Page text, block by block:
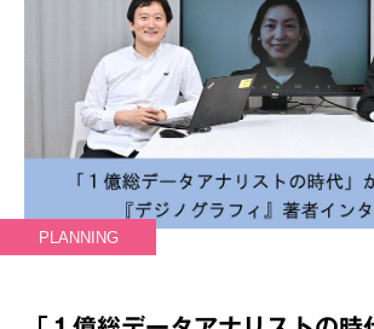
PLANNING